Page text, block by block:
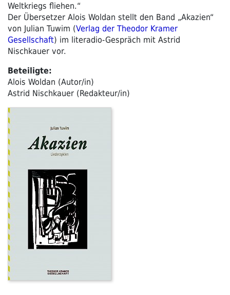
Weltkriegs fliehen.“
Der Übersetzer Alois Woldan stellt den Band „Akazien“
von Julian Tuwim (Verlag der Theodor Kramer
Gesellschaft) im literadio-Gespräch mit Astrid
Nischkauer vor.
Beteiligte:
Alois Woldan (Autor/in)
Astrid Nischkauer (Redakteur/in)